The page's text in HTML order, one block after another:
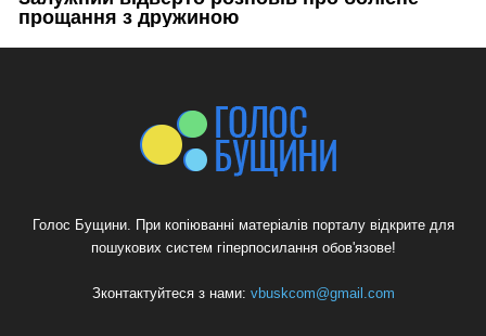
Голос Бущини. При копіюванні матеріалів порталу відкрите для
пошукових систем гіперпосилання обов'язове!
Зконтактуйтеся з нами: vbuskcom@gmail.com